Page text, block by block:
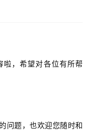
啦，希望对各位有所帮
问题，也欢迎您随时和